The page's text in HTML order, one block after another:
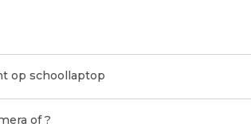
op schoollaptop
of ?